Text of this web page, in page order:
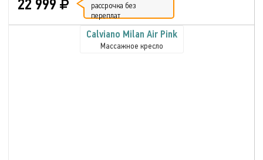
22 999
рассрочка без
переплат
Calviano Milan Аir Pink
Массажное кресло